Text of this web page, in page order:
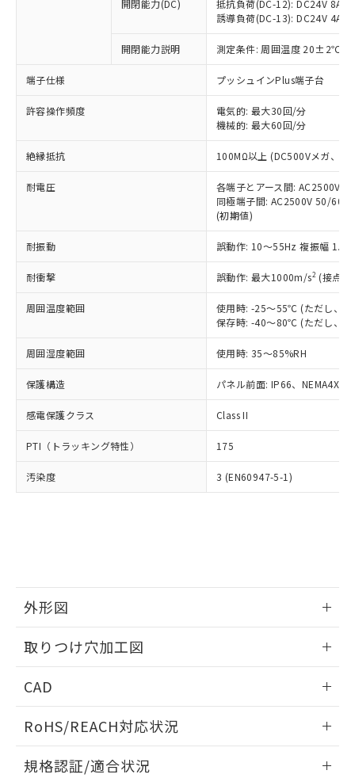
開閉能力(DC)
抵抗負荷(DC-12): DC24V 8A/
誘導負荷(DC-13): DC24V 4A/
開閉能力説明 測定条件: 周囲温度 20±2℃、
端子仕様 プッシュインPlus端子台
許容操作頻度
電気的: 最大30回/分
機械的: 最大60回/分
絶縁抵抗 100MΩ以上 (DC500Vメガ、点
耐電圧
各端子とアース間: AC2500V
同極端子間: AC2500V 50/
(初期値)
耐振動 誤動作: 10～55Hz 複振幅
耐衝撃 誤動作: 最大1000m/s2 (接点
周囲温度範囲
使用時: -25～55℃ (ただし、氷
保存時: -40～80℃ (ただし、氷
周囲湿度範囲 使用時: 35～85%RH
保護構造 パネル前面: IP66、NEMA4X,
感電保護クラス Class II
PTI（トラッキング特性） 175
汚染度 3 (EN60947-5-1)
外形図
取りつけ穴加工図
CAD
ドすることができます。
RoHS/REACH対応状況
規格認証/適合状況
ことをご了承ください。
在庫状況および標準価格照会結果は、
記載している更新日時点での社内デー
タに基づき作成されるものであり、閲
覧された時点での実際の在庫および標
準価格とは異なる場合があることをご
正式な納期状況および標準価格はお客
様のお取引先、またはお客様担当のオ
ムロン制御機器販売店・当社販売員に
オムロン制御機器販売店や当社販売拠
販売ネットワーク
」をご確認
在庫状況および標準価格結果を当社の
事前の承諾なく第三者に漏洩または開
示しないようお願いします。
マイパーツ機能（部品リスト作成サー
ビス）をご利用いただくには、I-Web
メンバーズにご登録されている必要が
お客様が当ウェブサイト上で当社にご
登録された部品リストについて、当社
および当社の共同利用者が、当社の製
品・サービスに関するお客様との取
引・商談に必要な範囲で利用すること
をご了承ください。
※当社の共同利用者とは、"個人情報
の「1.共同利
用者の範囲」に記載されている法人を
むを得ず変更することがあります。
*EU RoHS指令（10物質）：
鉛(Pb) 1000ppm以下、 水銀(Hg) 1000ppm以下、 カド
ミウム(Cd) 100ppm以下、
六価クロム(Cr(Ⅵ)) 1000ppm以下、ポリ臭化ビフェニル
類(PBB) 1000ppm以下、ポリ臭化ジフェニルエーテル類
(PBDE) 1000ppm以下、フタル酸ビス(2-エチルヘキシ
ル) (DEHP)(別名：DOP) 1000ppm以下、フタル酸ブチ
(DIBP) 1000ppm以下
但し、RoHS指令で産業用監視および制御機器に対する
フタル酸エステル類の４物質については閾値を超える意
図的な使用がないことを確認しています。
部品在庫の切り替え状況などにより、予定
月が前後することがあります。
※3 非含有証明書ダウンロード
下記の非含有証明書をダウンロードするこ
とができます。
EU RoHS指令（10物質）の非含有証明書
51物質の非含有証明書（当社基準）
※本証明書は発行日時点で非含有を証明す
欄に対応日を記載しておりました。
既に当社にて対応品への在庫切替を完了
り、2022年1月12日より割愛しておりま
す。
「－」：未確認です。当社販売部門へお問
*中国RoHS10物質の基準値 (GB/T26572)：
Pb(鉛) :1000ppm、 Hg(水銀) : 1000ppm、 Cd(カドミウ
ニル類) : 1000ppm、 PBDEs(ポリ臭化ジフェニルエーテ
DBP(フタル酸ジブチル) : 1000ppm、 DIBP(フタル酸ジ
イソブチル) : 1000ppm、 BBP(フタル酸ブチルベンジ
ル) : 1000ppm、
DEHP(フタル酸ビス(2-エチルヘキシル)) : 1000ppm
「ｅ」：有害物質（10物質）のすべてが基
準値以下であることを示します。
「10」：通常の使用状況下において有害物
質が外部に漏えいし、環境に深刻な影響を
及ぼさない年数を意味します。
「－」：未確認です。当社販売部門へお問
い合わせください。
当社は、これら貴社製品のうち、外国
為替および外国貿易法に定める商品
（以下｢規制貨物等」という）を輸出
または国外への提供する場合は、日本
国政府の輸出許可(または役務取引許
可)を取得するなどの必要な手続きを
当社は規制貨物を破棄する場合は、完
全に破砕するなど、違法に輸出されな
いよう必要な手段を講じます。
当社は貴社製品を、核兵器、ミサイ
ル、化学兵器、生物兵器またはその他
武器並びにこれらの製造装置等に一切
当社は、貴社製品を第三者に販売する
場合は、上記1、2および3の内容を当
該第三者に通知します。また当社は、
販売先および販売に係わる関係者が違
法に輸出するおそれがある場合は、取
り引きをいたしません。
○ 一定数以上の在庫あり
一定数には満たないが在庫あり
在庫なし(最新の在庫状況につ
いては、お客様のお取引先、ま
たはお客様担当のオムロン制御
機器販売店・当社販売員にご確
白
受注生産機種、また在庫状況の
情報を公開していない機種